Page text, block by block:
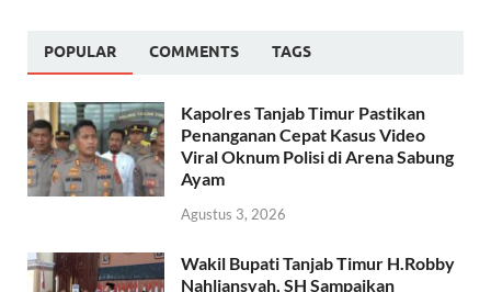
POPULAR COMMENTS TAGS
Kapolres Tanjab Timur Pastikan
Penanganan Cepat Kasus Video
Viral Oknum Polisi di Arena Sabung
Ayam
Agustus 3, 2026
Wakil Bupati Tanjab Timur H.Robby
Nahliansyah, SH Sampaikan